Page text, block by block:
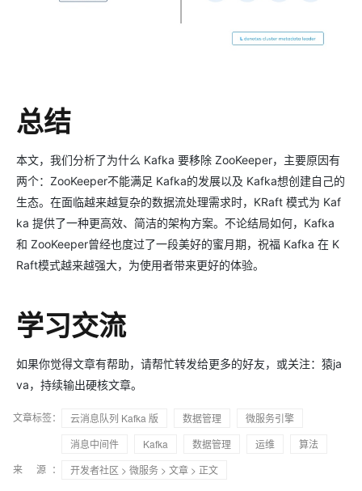
总结
本文，我们分析了为什么 Kafka 要移除 ZooKeeper，主要原因有
两个：ZooKeeper不能满足 Kafka的发展以及 Kafka想创建自己的
生态。在面临越来越复杂的数据流处理需求时，KRaft 模式为 Kaf
ka 提供了一种更高效、简洁的架构方案。不论结局如何，Kafka
和 ZooKeeper曾经也度过了一段美好的蜜月期，祝福 Kafka 在 K
Raft模式越来越强大，为使用者带来更好的体验。
学习交流
如果你觉得文章有帮助，请帮忙转发给更多的好友，或关注：猿ja
va，持续输出硬核文章。
文章标签： 云消息队列 Kafka 版 数据管理
微服务引擎
消息中间件
Kafka 数据管理 运维
算法
来 源：
开发者社区 > 微服务 > 文章 > 正文